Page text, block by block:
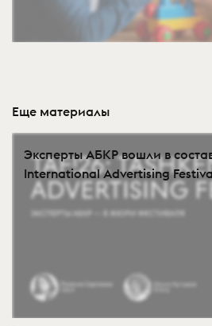
Еще материалы
Эксперты АБКР вошли в
International Advertising